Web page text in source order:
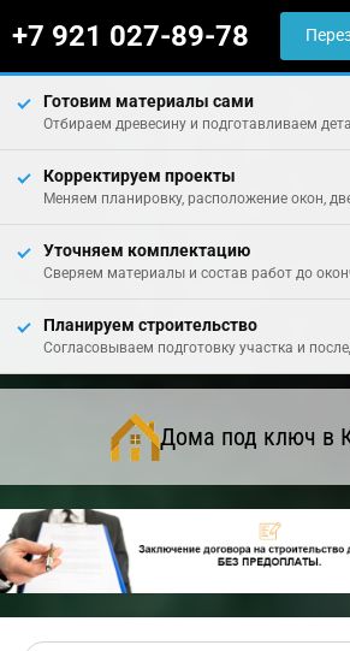
+7 921 027-89-78
Готовим материалы сами
Отбираем древесину и подготавливаем
Корректируем проекты
Меняем планировку, расположение окон,
Уточняем комплектацию
Сверяем материалы и состав работ до
Планируем строительство
Согласовываем подготовку участка и
Дома под ключ в